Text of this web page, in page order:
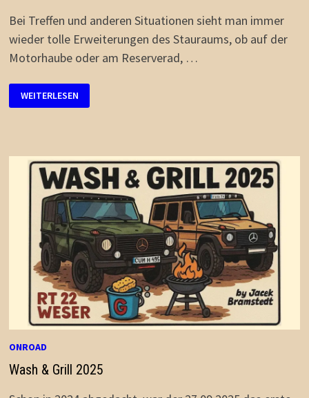
Bei Treffen und anderen Situationen sieht man immer
wieder tolle Erweiterungen des Stauraums, ob auf der
Motorhaube oder am Reserverad, …
NÜTZLICH
#11:
RAD-
WEITERLESEN
ONROAD
Wash & Grill 2025